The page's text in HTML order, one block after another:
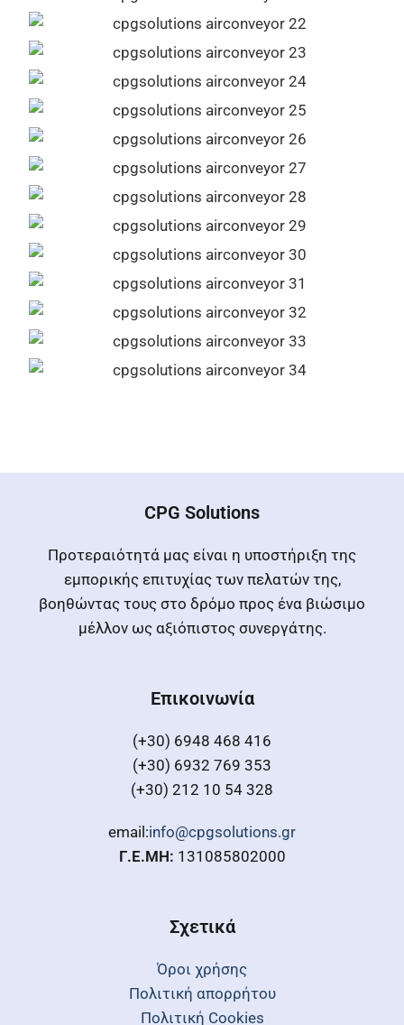
CPG Solutions
Προτεραιότητά μας είναι η υποστήριξη της
εμπορικής επιτυχίας των πελατών της,
βοηθώντας τους στο δρόμο προς ένα βιώσιμο
μέλλον ως αξιόπιστος συνεργάτης.
Επικοινωνία
(+30) 6948 468 416
(+30) 6932 769 353
(+30) 212 10 54 328
email:info@cpgsolutions.gr
Γ.Ε.ΜΗ: 131085802000
Σχετικά
Όροι χρήσης
Πολιτική απορρήτου
Πολιτική Cookies